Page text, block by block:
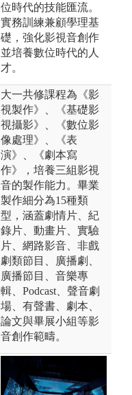
位時代的技能匯流。
實務訓練兼顧學理基
礎，強化影視音創作
並培養數位時代的人
才。
大一共修課程為《影
視製作》、《基礎影
視攝影》、《數位影
像處理》、《表
演》、《劇本寫
作》，培養三組影視
音的製作能力。畢業
製作細分為15種類
型，涵蓋劇情片、紀
錄片、動畫片、實驗
片、網路影音、非戲
劇類節目、廣播劇、
廣播節目、音樂專
輯、Podcast、聲音劇
場、有聲書、劇本、
論文與畢展小組等影
音創作範疇。